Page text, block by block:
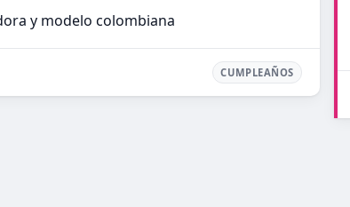
y modelo colombiana
CUMPLEAÑOS